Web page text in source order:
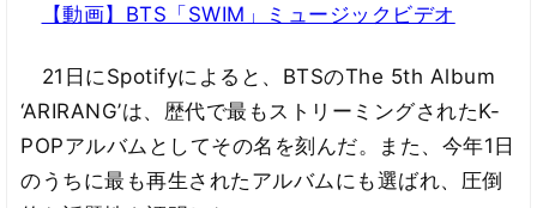
【動画】BTS「SWIM」ミュージックビデオ
21日にSpotifyによると、BTSのThe 5th Album
‘ARIRANG’は、歴代で最もストリーミングされたK-
POPアルバムとしてその名を刻んだ。また、今年1日
のうちに最も再生されたアルバムにも選ばれ、圧倒